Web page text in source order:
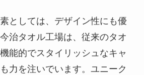
としては、デザイン性にも優
治タオル工場は、従来のタオ
能的でスタイリッシュなキャ
力を注いでいます。ユニーク